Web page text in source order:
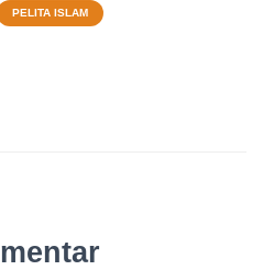
PELITA ISLAM